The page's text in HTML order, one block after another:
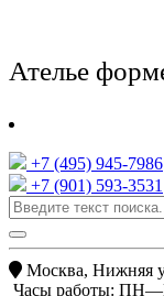
Ателье
+7 (495) 945-7986
+7 (901) 593-3531
Москва, Нижняя
Часы работы: